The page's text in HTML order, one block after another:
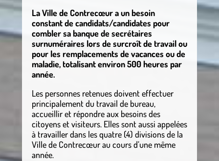
La Ville de Contrecœur a un besoin
constant de candidats/candidates pour
combler sa banque de secrétaires
surnuméraires lors de surcroît de travail ou
pour les remplacements de vacances ou de
maladie, totalisant environ 500 heures par
année.
Les personnes retenues doivent effectuer
principalement du travail de bureau,
accueillir et répondre aux besoins des
citoyens et visiteurs. Elles sont aussi appelées
à travailler dans les quatre (4) divisions de la
Ville de Contrecœur au cours d’une même
année.